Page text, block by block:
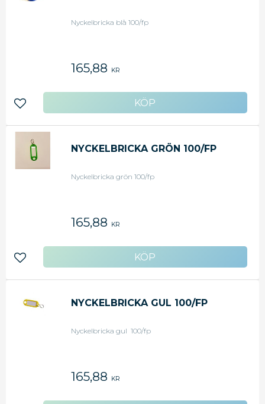
Nyckelbricka blå 100/fp
165,88 KR
Lägg till i favoriter
NYCKELBRICKA GRÖN 100/FP
Nyckelbricka grön 100/fp
165,88 KR
Lägg till i favoriter
NYCKELBRICKA GUL 100/FP
Nyckelbricka gul 100/fp
165,88 KR